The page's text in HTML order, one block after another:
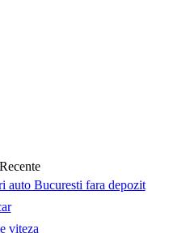
auto Bucuresti fara depozit
viteza